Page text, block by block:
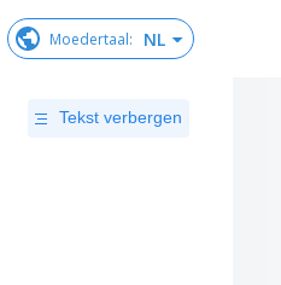
Moedertaal: NL
Tekst verbergen